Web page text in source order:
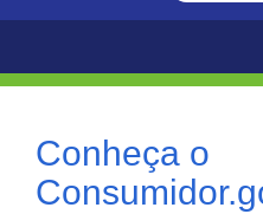
Conheça o